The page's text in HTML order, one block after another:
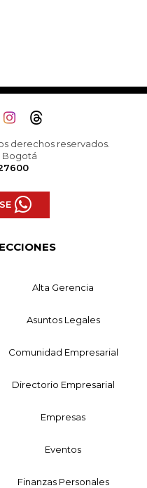
derechos reservados.
Bogotá
Alta Gerencia
Asuntos Legales
Comunidad Empresarial
Directorio Empresarial
Empresas
Eventos
Finanzas Personales